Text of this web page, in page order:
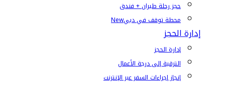
حجز رحلة طيران + فندق
محطة توقف في دبيNew
إدارة الحجز
إدارة الحجز
الترقية إلى درجة الأعمال
إنجاز إجراءات السفر عبر الإنترنت